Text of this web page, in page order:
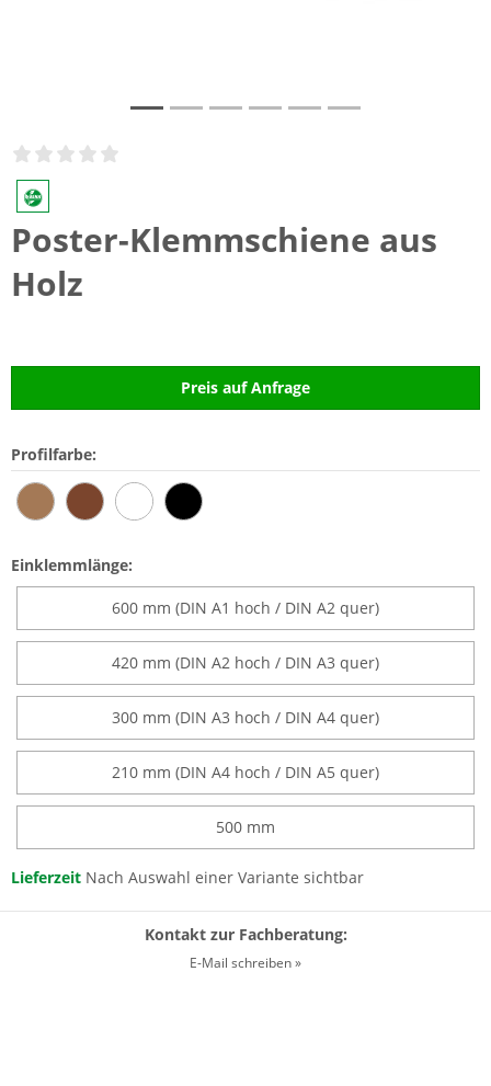
Poster-Klemmschiene aus
Holz
Preis auf Anfrage
Profilfarbe:
Einklemmlänge:
600 mm (DIN A1 hoch / DIN A2 quer)
420 mm (DIN A2 hoch / DIN A3 quer)
300 mm (DIN A3 hoch / DIN A4 quer)
210 mm (DIN A4 hoch / DIN A5 quer)
500 mm
Lieferzeit Nach Auswahl einer Variante sichtbar
Kontakt zur Fachberatung:
E-Mail schreiben »